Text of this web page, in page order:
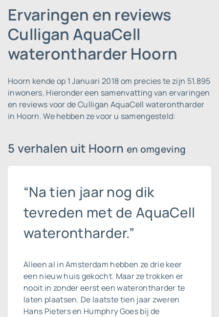
Ervaringen en reviews
Culligan AquaCell
waterontharder Hoorn
Hoorn kende op 1 Januari 2018 om precies te zijn 51.895
inwoners. Hieronder een samenvatting van ervaringen
en reviews voor de Culligan AquaCell waterontharder
in Hoorn. We hebben ze voor u samengesteld:
5 verhalen uit Hoorn en omgeving
“Na tien jaar nog dik
tevreden met de AquaCell
waterontharder.”
Alleen al in Amsterdam hebben ze drie keer
een nieuw huis gekocht. Maar ze trokken er
nooit in zonder eerst een waterontharder te
laten plaatsen. De laatste tien jaar zweren
Hans Pieters en Humphry Goes bij de